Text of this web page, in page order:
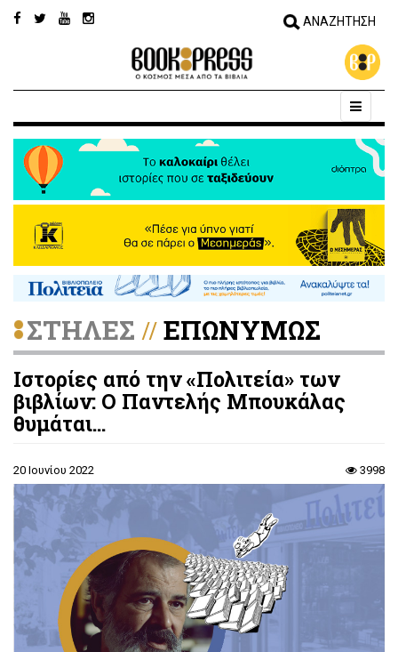
ΣΤΗΛΕΣ // ΕΠΩΝΥΜΩΣ
Ιστορίες από την «Πολιτεία» των
βιβλίων: Ο Παντελής Μπουκάλας
θυμάται...
20 Ιουνίου 2022 3998